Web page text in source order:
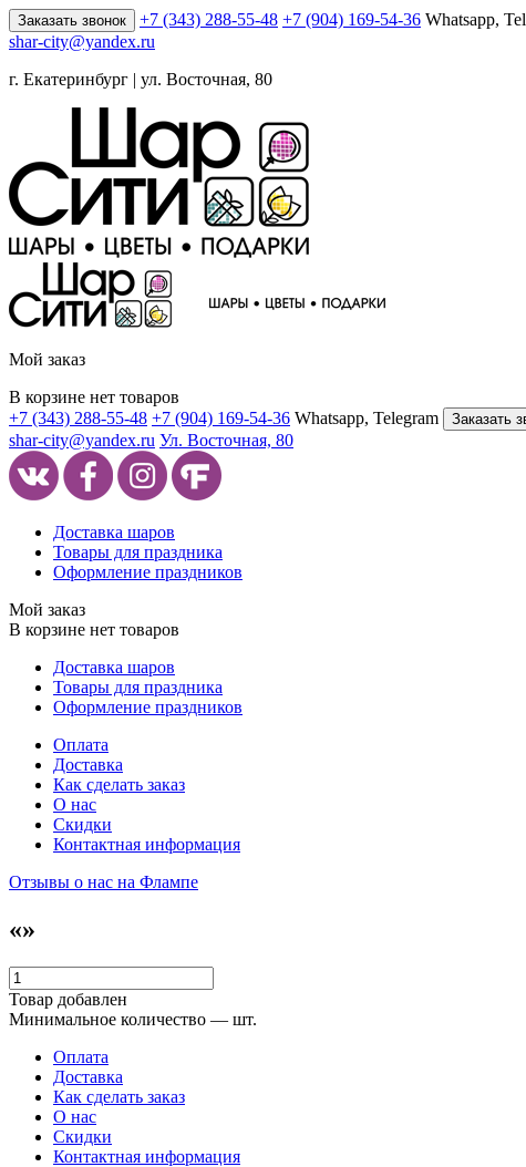
Заказать звонок +7 (343) 288-55-48 +7 (904) 169-54-36 Whatsapp,
shar-city@yandex.ru
г. Екатеринбург | ул. Восточная, 80
Мой заказ
В корзине нет товаров
+7 (343) 288-55-48 +7 (904) 169-54-36 Whatsapp, Telegram Заказать
shar-city@yandex.ru Ул. Восточная, 80
Доставка шаров
Товары для праздника
Оформление праздников
Мой заказ
В корзине нет товаров
Доставка шаров
Товары для праздника
Оформление праздников
Оплата
Доставка
Как сделать заказ
О нас
Скидки
Контактная информация
Отзывы о нас на Флампе
«»
Товар добавлен
Минимальное количество — шт.
Оплата
Доставка
Как сделать заказ
О нас
Скидки
Контактная информация